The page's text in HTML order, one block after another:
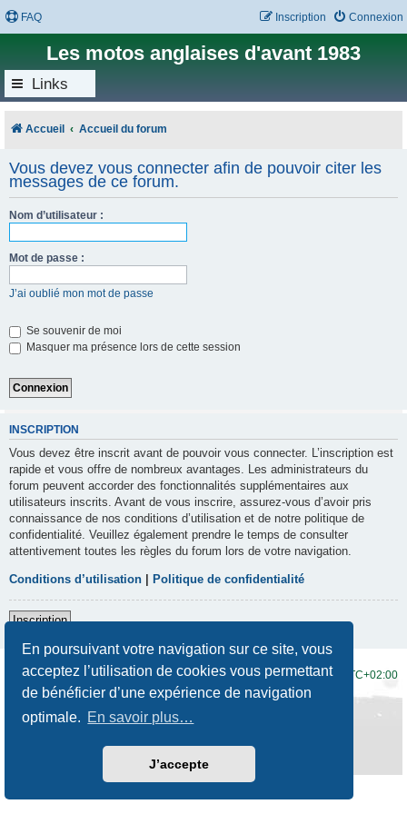
En poursuivant votre navigation sur ce site, vous
acceptez l’utilisation de cookies vous permettant
de bénéficier d’une expérience de navigation
optimale. En savoir plus…
J’accepte
FAQ Connexion
Inscription
Les motos anglaises d'avant 1983
Links
Accueil Accueil du forum
Vous devez vous connecter afin de pouvoir citer les
messages de ce forum.
Nom d’utilisateur :
Mot de passe :
J’ai oublié mon mot de passe
Se souvenir de moi
Masquer ma présence lors de cette session
INSCRIPTION
Vous devez être inscrit avant de pouvoir vous connecter. L’inscription est
rapide et vous offre de nombreux avantages. Les administrateurs du
forum peuvent accorder des fonctionnalités supplémentaires aux
utilisateurs inscrits. Avant de vous inscrire, assurez-vous d’avoir pris
connaissance de nos conditions d’utilisation et de notre politique de
confidentialité. Veuillez également prendre le temps de consulter
attentivement toutes les règles du forum lors de votre navigation.
Conditions d’utilisation Politique de confidentialité
Inscription
Accueil du forum Fuseau horaire sur UTC+02:00
Traduction française officielle
Confidentialité